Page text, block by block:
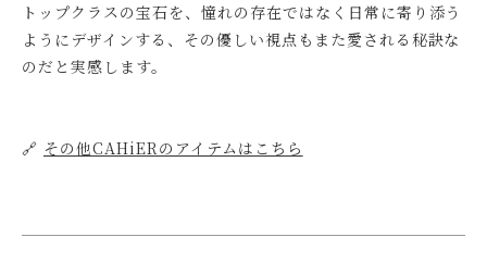
トップクラスの宝石を、憧れの存在ではなく日常に寄り添う
ようにデザインする、その優しい視点もまた愛される秘訣な
のだと実感します。
🔗 その他CAHiERのアイテムはこちら